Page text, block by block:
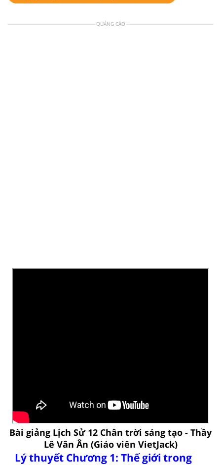
QUẢNG CÁO
Bài giảng Lịch Sử 12 Chân trời sáng tạo - Thầy
Lê Văn Ân (Giáo viên VietJack)
Lý thuyết Chương 1: Thế giới trong